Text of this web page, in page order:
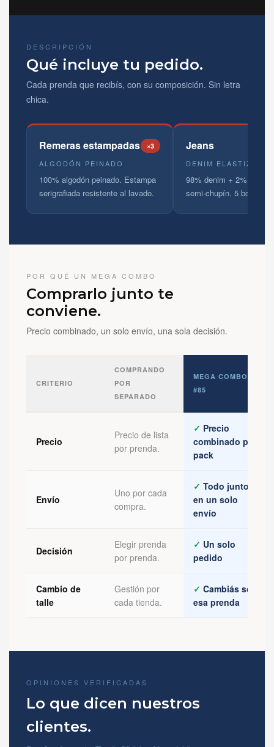
DESCRIPCIÓN
Qué incluye tu pedido.
Cada prenda que recibís, con su composición. Sin letra
chica.
Remeras estampadas ×3
ALGODÓN PEINADO
100% algodón peinado. Estampa
serigrafiada resistente al lavado.
Jeans
DENIM ELASTIZADO
98% denim + 2%
semi-chupín. 5 bolsillos.
POR QUÉ UN MEGA COMBO
Comprarlo junto te
conviene.
Precio combinado, un solo envío, una sola decisión.
CRITERIO
COMPRANDO
POR
SEPARADO
MEGA COMBO
#85
Precio
Precio de lista
por prenda.
✓ Precio
combinado por
pack
Envío
Uno por cada
compra.
✓ Todo junto
en un solo
envío
Decisión
Elegir prenda
por prenda.
✓ Un solo
pedido
Cambio de
talle
Gestión por
cada tienda.
✓ Cambiás solo
esa prenda
OPINIONES VERIFICADAS
Lo que dicen nuestros
clientes.